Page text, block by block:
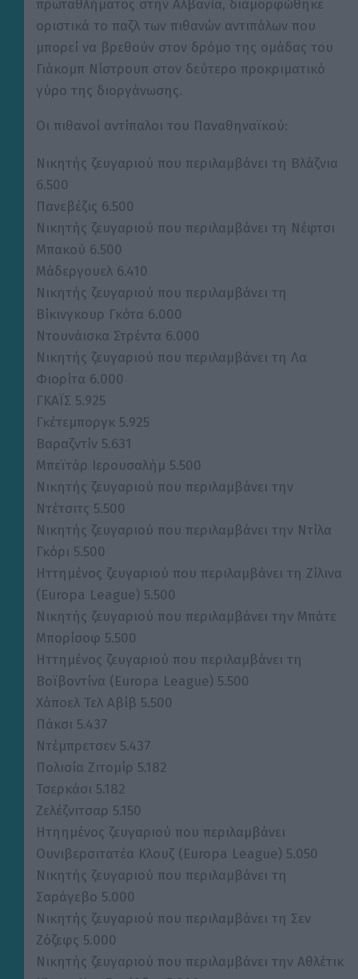
πρωταθλήματος στην Αλβανία, διαμορφώθηκε
οριστικά το παζλ των πιθανών αντιπάλων που
μπορεί να βρεθούν στον δρόμο της ομάδας του
Γιάκομπ Νίστρουπ στον δεύτερο προκριματικό
γύρο της διοργάνωσης.
Οι πιθανοί αντίπαλοι του Παναθηναϊκού:
Νικητής ζευγαριού που περιλαμβάνει τη Βλάζνια
6.500
Πανεβέζις 6.500
Νικητής ζευγαριού που περιλαμβάνει τη Νέφτσι
Μπακού 6.500
Μάδεργουελ 6.410
Νικητής ζευγαριού που περιλαμβάνει τη
Βίκινγκουρ Γκότα 6.000
Ντουνάισκα Στρέντα 6.000
Νικητής ζευγαριού που περιλαμβάνει τη Λα
Φιορίτα 6.000
ΓΚΑΪΣ 5.925
Γκέτεμποργκ 5.925
Βαραζντίν 5.631
Μπεϊτάρ Ιερουσαλήμ 5.500
Νικητής ζευγαριού που περιλαμβάνει την
Ντέτσιτς 5.500
Νικητής ζευγαριού που περιλαμβάνει την Ντίλα
Γκόρι 5.500
Ηττημένος ζευγαριού που περιλαμβάνει τη Ζίλινα
(Europa League) 5.500
Νικητής ζευγαριού που περιλαμβάνει την Μπάτε
Μπορίσοφ 5.500
Ηττημένος ζευγαριού που περιλαμβάνει τη
Βοϊβοντίνα (Europa League) 5.500
Χάποελ Τελ Αβίβ 5.500
Πάκσι 5.437
Ντέμπρετσεν 5.437
Πολισία Ζιτομίρ 5.182
Τσερκάσι 5.182
Ζελέζνιτσαρ 5.150
Ητηημένος ζευγαριού που περιλαμβάνει
Ουνιβερσιτατέα Κλουζ (Europa League) 5.050
Νικητής ζευγαριού που περιλαμβάνει τη
Σαράγεβο 5.000
Νικητής ζευγαριού που περιλαμβάνει τη Σεν
Ζόζεφς 5.000
Νικητής ζευγαριού που περιλαμβάνει την Αθλέτικ